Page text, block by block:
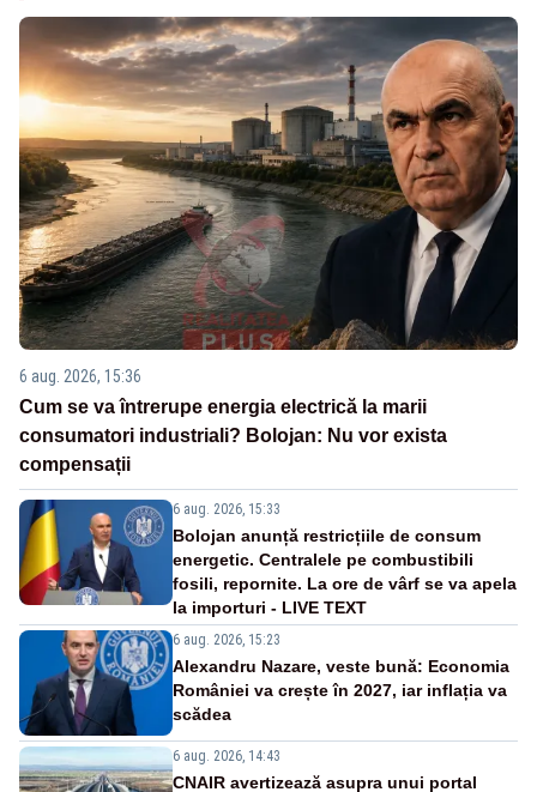
6 aug. 2026, 15:36
Cum se va întrerupe energia electrică la marii
consumatori industriali? Bolojan: Nu vor exista
compensații
6 aug. 2026, 15:33
Bolojan anunță restricțiile de consum
energetic. Centralele pe combustibili
fosili, repornite. La ore de vârf se va apela
la importuri - LIVE TEXT
6 aug. 2026, 15:23
Alexandru Nazare, veste bună: Economia
României va crește în 2027, iar inflația va
scădea
6 aug. 2026, 14:43
CNAIR avertizează asupra unui portal